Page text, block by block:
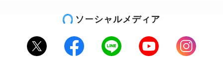
ソーシャルメディア
Twitter Facebook LINE Youtube
Instagram